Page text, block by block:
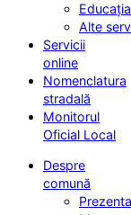
Educația
Alte
Servicii
online
Nomenclatura
stradală
Monitorul
Oficial Local
Despre
comună